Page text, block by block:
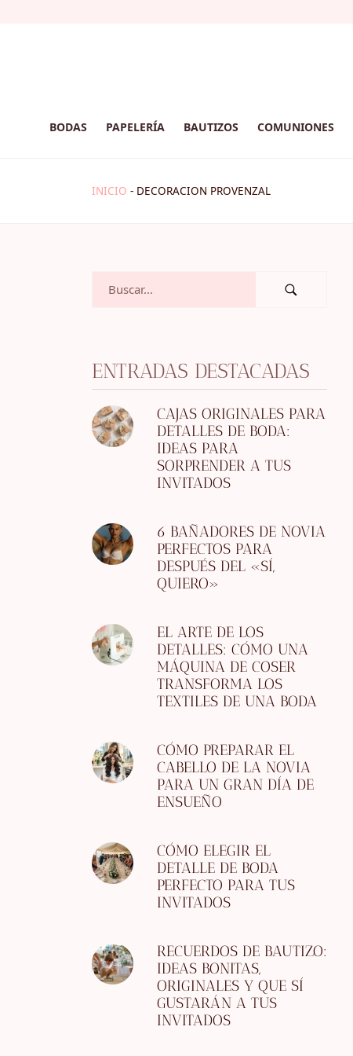
BODAS PAPELERÍA BAUTIZOS COMUNIONES
INICIO - DECORACION PROVENZAL
ENTRADAS DESTACADAS
CAJAS ORIGINALES PARA
DETALLES DE BODA:
IDEAS PARA
SORPRENDER A TUS
INVITADOS
6 BAÑADORES DE NOVIA
PERFECTOS PARA
DESPUÉS DEL «SÍ,
QUIERO»
EL ARTE DE LOS
DETALLES: CÓMO UNA
MÁQUINA DE COSER
TRANSFORMA LOS
TEXTILES DE UNA BODA
CÓMO PREPARAR EL
CABELLO DE LA NOVIA
PARA UN GRAN DÍA DE
ENSUEÑO
CÓMO ELEGIR EL
DETALLE DE BODA
PERFECTO PARA TUS
INVITADOS
RECUERDOS DE BAUTIZO:
IDEAS BONITAS,
ORIGINALES Y QUE SÍ
GUSTARÁN A TUS
INVITADOS